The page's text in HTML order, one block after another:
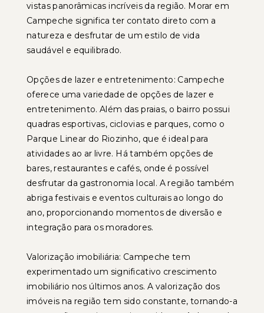
vistas panorâmicas incríveis da região. Morar em
Campeche significa ter contato direto com a
natureza e desfrutar de um estilo de vida
saudável e equilibrado.
Opções de lazer e entretenimento: Campeche
oferece uma variedade de opções de lazer e
entretenimento. Além das praias, o bairro possui
quadras esportivas, ciclovias e parques, como o
Parque Linear do Riozinho, que é ideal para
atividades ao ar livre. Há também opções de
bares, restaurantes e cafés, onde é possível
desfrutar da gastronomia local. A região também
abriga festivais e eventos culturais ao longo do
ano, proporcionando momentos de diversão e
integração para os moradores.
Valorização imobiliária: Campeche tem
experimentado um significativo crescimento
imobiliário nos últimos anos. A valorização dos
imóveis na região tem sido constante, tornando-a